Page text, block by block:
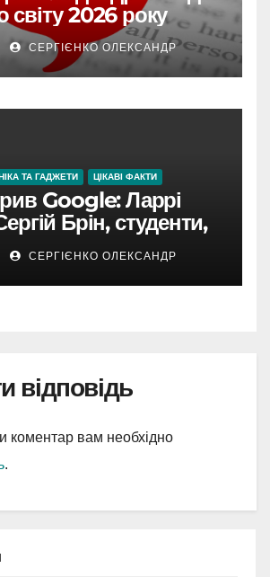
світу 2026 року
СЕРГІЄНКО ОЛЕКСАНДР
ТА ГАДЖЕТИ ЦІКАВІ ФАКТИ
Google: Ларрі
Брін, студенти,
інтернет
СЕРГІЄНКО ОЛЕКСАНДР
відповідь
коментар вам необхідно
.